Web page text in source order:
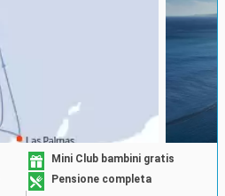
Mini Club bambini gratis
Pensione completa